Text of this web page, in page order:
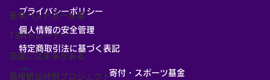
医学ハンドボール部
TSAトレーナー
筑波には未来がある
箱根駅伝特別プロジェクト寄付・スポーツ基金
LINK
プライバシーポリシー
個人情報の安全管理
​特定商取引法に基づく表記